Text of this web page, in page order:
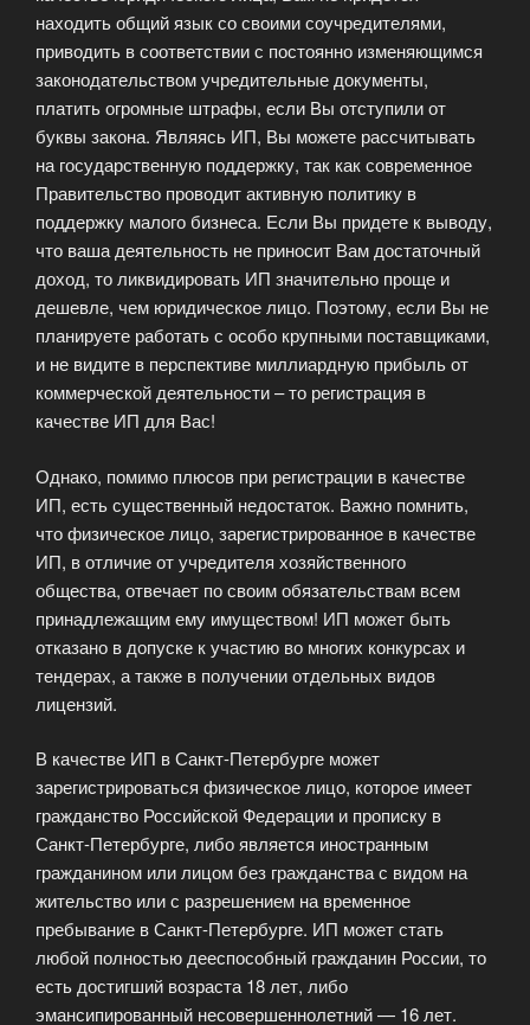
находить общий язык со своими соучредителями,
приводить в соответствии с постоянно изменяющимся
законодательством учредительные документы,
платить огромные штрафы, если Вы отступили от
буквы закона. Являясь ИП, Вы можете рассчитывать
на государственную поддержку, так как современное
Правительство проводит активную политику в
поддержку малого бизнеса. Если Вы придете к выводу,
что ваша деятельность не приносит Вам достаточный
доход, то ликвидировать ИП значительно проще и
дешевле, чем юридическое лицо. Поэтому, если Вы не
планируете работать с особо крупными поставщиками,
и не видите в перспективе миллиардную прибыль от
коммерческой деятельности – то регистрация в
качестве ИП для Вас!
Однако, помимо плюсов при регистрации в качестве
ИП, есть существенный недостаток. Важно помнить,
что физическое лицо, зарегистрированное в качестве
ИП, в отличие от учредителя хозяйственного
общества, отвечает по своим обязательствам всем
принадлежащим ему имуществом! ИП может быть
отказано в допуске к участию во многих конкурсах и
тендерах, а также в получении отдельных видов
лицензий.
В качестве ИП в Санкт-Петербурге может
зарегистрироваться физическое лицо, которое имеет
гражданство Российской Федерации и прописку в
Санкт-Петербурге, либо является иностранным
гражданином или лицом без гражданства с видом на
жительство или с разрешением на временное
пребывание в Санкт-Петербурге. ИП может стать
любой полностью дееспособный гражданин России, то
есть достигший возраста 18 лет, либо
эмансипированный несовершеннолетний — 16 лет.